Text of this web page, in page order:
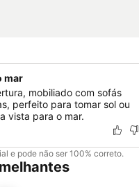
mar
mobiliado com sofás
perfeito para tomar sol ou
vista para o mar.
e pode não ser 100% correto.